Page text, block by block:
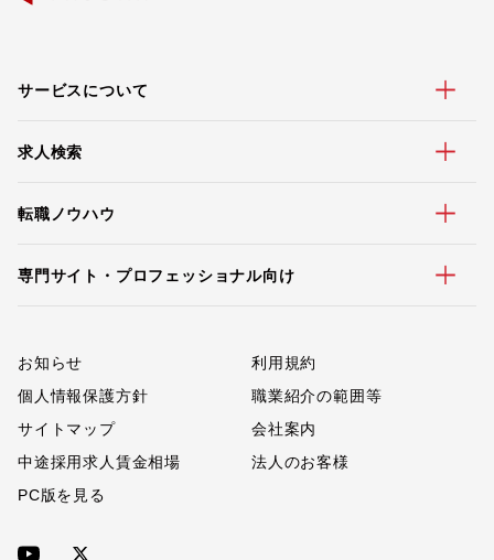
サービスについて
求人検索
転職ノウハウ
専門サイト・プロフェッショナル向け
お知らせ
利用規約
個人情報保護方針
職業紹介の範囲等
サイトマップ
会社案内
中途採用求人賃金相場
法人のお客様
PC版を見る